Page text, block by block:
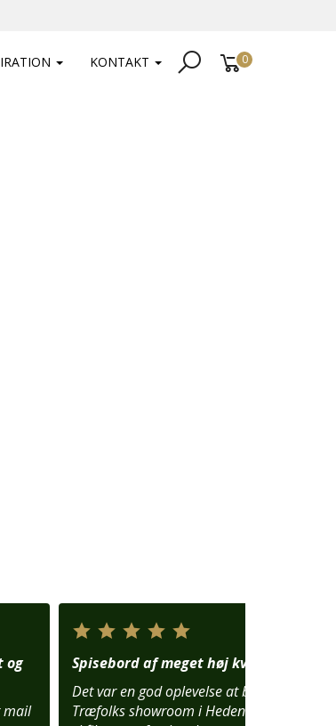
0
KONTAKT
og
mail
Spisebord af meget høj kvalitet
Det var en god oplevelse at besøge
Træfolks showroom i Hedensted, hvor